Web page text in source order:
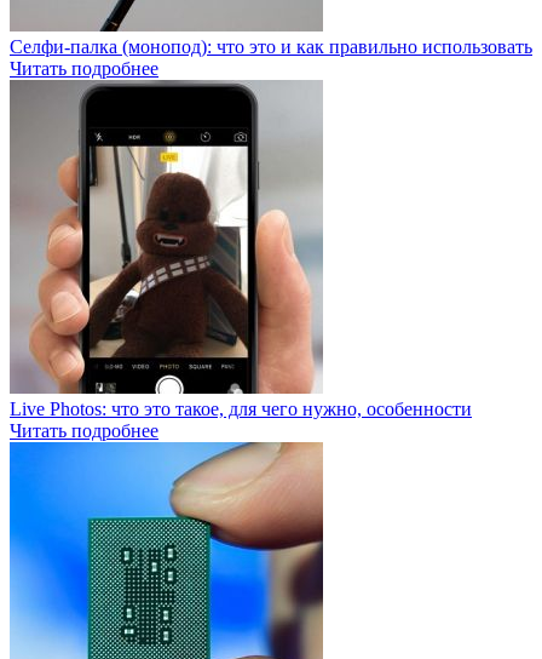
Селфи-палка (монопод): что это и как правильно использовать
Читать подробнее
Live Photos: что это такое, для чего нужно, особенности
Читать подробнее